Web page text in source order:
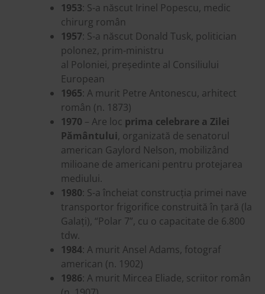
1953: S-a născut Irinel Popescu, medic
chirurg român
1957: S-a născut Donald Tusk, politician
polonez, prim-ministru
al Poloniei, președinte al Consiliului
European
1965: A murit Petre Antonescu, arhitect
român (n. 1873)
1970 – Are loc prima celebrare a Zilei
Pământului, organizată de senatorul
american Gaylord Nelson, mobilizând
milioane de americani pentru protejarea
mediului.
1980: S-a încheiat construcția primei nave
transportor frigorifice construită în țară (la
Galați), “Polar 7”, cu o capacitate de 6.800
tdw.
1984: A murit Ansel Adams, fotograf
american (n. 1902)
1986: A murit Mircea Eliade, scriitor român